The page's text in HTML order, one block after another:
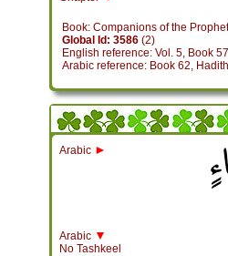
Global Id: 3586(2)
English reference: Vol. 5, Book
Arabic reference: Book 62,
Arabic ►
Arabic ▼
No Tashkeel